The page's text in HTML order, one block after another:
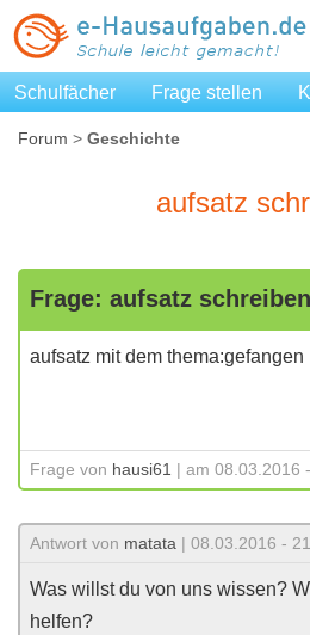
Schulfächer Frage stellen
Forum > Geschichte
aufsatz
Frage: aufsatz schreiben
aufsatz mit dem
Frage von hausi61 | am 08.03.2016
Antwort von matata | 08.03.2016 -
Was willst du von uns wissen?
helfen?